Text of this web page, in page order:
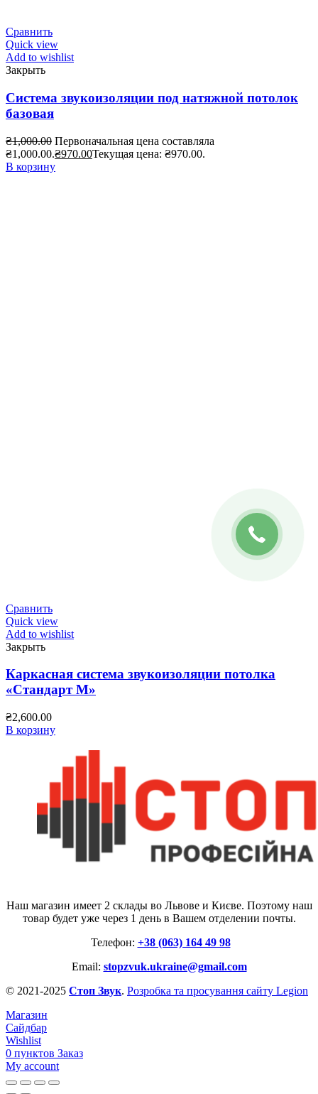
Сравнить
Quick view
Add to wishlist
Закрыть
Система звукоизоляции под натяжной потолок
базовая
₴1,000.00 Первоначальная цена составляла
₴1,000.00.₴970.00Текущая цена: ₴970.00.
В корзину
Сравнить
Quick view
Add to wishlist
Закрыть
Каркасная система звукоизоляции потолка
«Стандарт М»
₴2,600.00
В корзину
Наш магазин имеет 2 склады во Львове и Києве. Поэтому наш
товар будет уже через 1 день в Вашем отделении почты.
Телефон: +38 (063) 164 49 98
Email: stopzvuk.ukraine@gmail.com
© 2021-2025 Стоп Звук. Розробка та просування сайту Legion
Магазин
Сайдбар
Wishlist
0 пунктов Заказ
My account